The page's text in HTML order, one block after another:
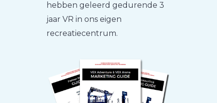
hebben geleerd gedurende 3
jaar VR in ons eigen
recreatiecentrum.